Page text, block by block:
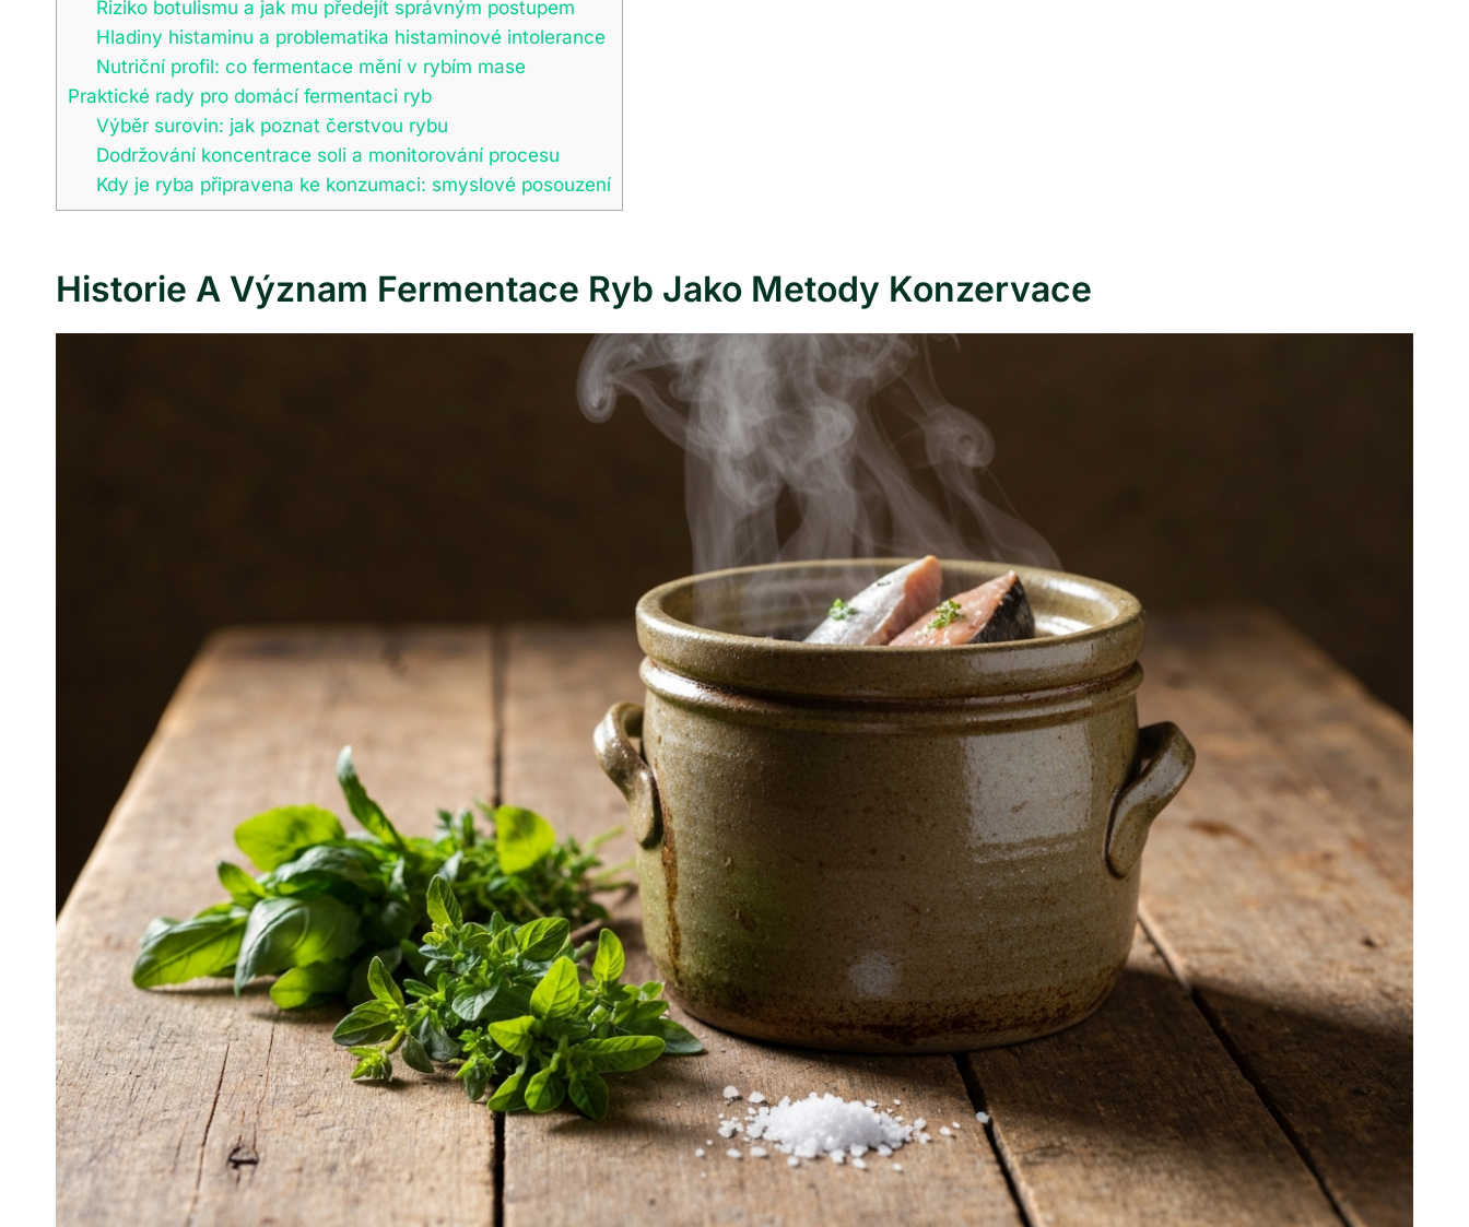
Riziko botulismu a jak mu předejít správným postupem
Hladiny histaminu a problematika histaminové intolerance
Nutriční profil: co fermentace mění v rybím mase
Praktické rady pro domácí fermentaci ryb
Výběr surovin: jak poznat čerstvou rybu
Dodržování koncentrace soli a monitorování procesu
Kdy je ryba připravena ke konzumaci: smyslové posouzení
Historie A Význam Fermentace Ryb Jako Metody Konzervace